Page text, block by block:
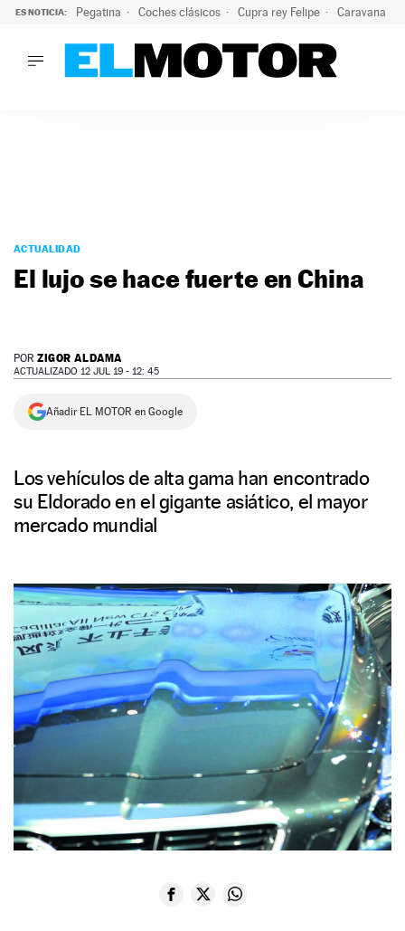
ES NOTICIA: Pegatina Coches clásicos Cupra rey Felipe Caravana
PODCAST
MOTOS
PREMIOS
SÍGUENOS
ACTUALIDAD
El lujo se hace fuerte en China
POR ZIGOR ALDAMA
ACTUALIZADO 12 JUL 19 - 12: 45
Añadir EL MOTOR en Google
Los vehículos de alta gama han encontrado
su Eldorado en el gigante asiático, el mayor
mercado mundial